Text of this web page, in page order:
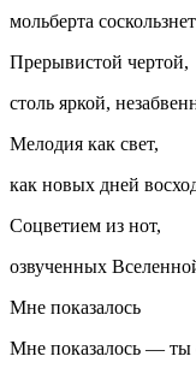
мольберта соскользнет
Прерывистой чертой,
столь яркой,
Мелодия как свет,
как новых дней
Соцветием из нот,
озвученных
Мне показалось
Мне показалось — ты